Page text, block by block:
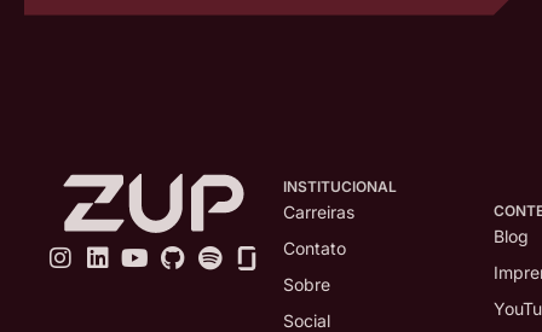
INSTITUCIONAL
Carreiras
Contato
Sobre
Social
Blog